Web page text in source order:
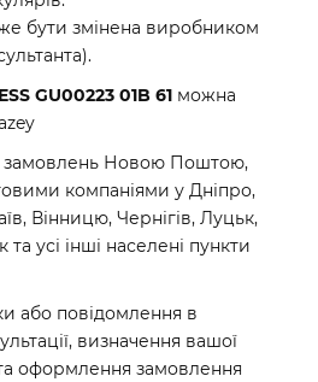
бути змінена виробником
GU00223 01B 61 можна
замовлень Новою Поштою,
компаніями у Дніпро,
Вінницю, Чернігів, Луцьк,
усі інші населені пункти
або повідомлення в
визначення вашої
оформлення замовлення